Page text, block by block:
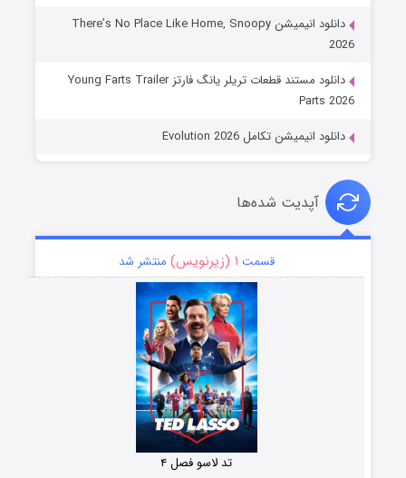
دانلود انیمیشن There’s No Place Like Home, Snoopy
2026
دانلود مستند قطعات تریلر یانگ فارتز Young Farts Trailer
Parts 2026
دانلود انیمیشن تکامل Evolution 2026
آپدیت شده‌ها
قسمت ۱ (زیرنویس) منتشر شد
تد لاسو فصل ۴